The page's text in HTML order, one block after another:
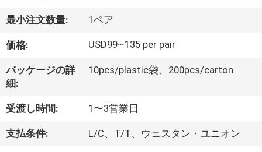
達
に
い
て
最小注文数量: 1ペア
価格: USD99~135 per pair
パッケージの詳
細:
10pcs/plastic袋、200pcs/carton
受渡し時間: 1〜3営業日
支払条件: L/C、T/T、ウェスタン・ユニオン